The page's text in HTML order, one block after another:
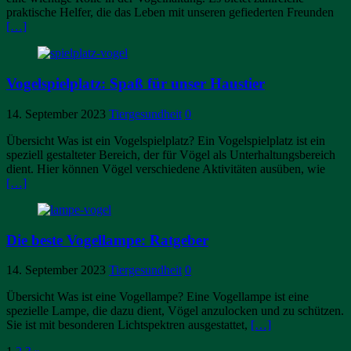
praktische Helfer, die das Leben mit unseren gefiederten Freunden
[…]
Vogelspielplatz: Spaß für unser Haustier
14. September 2023 Tiergesundheit 0
Übersicht Was ist ein Vogelspielplatz? Ein Vogelspielplatz ist ein
speziell gestalteter Bereich, der für Vögel als Unterhaltungsbereich
dient. Hier können Vögel verschiedene Aktivitäten ausüben, wie
[…]
Die beste Vogellampe: Ratgeber
14. September 2023 Tiergesundheit 0
Übersicht Was ist eine Vogellampe? Eine Vogellampe ist eine
spezielle Lampe, die dazu dient, Vögel anzulocken und zu schützen.
Sie ist mit besonderen Lichtspektren ausgestattet, […]